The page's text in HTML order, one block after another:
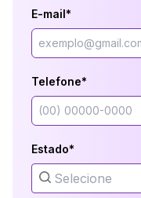
E-mail*
Telefone*
Estado*